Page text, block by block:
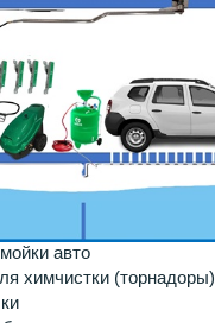
авто
химчистки (торнадоры)